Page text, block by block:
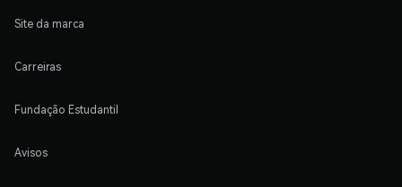
Site da marca
Carreiras
Fundação Estudantil
Avisos